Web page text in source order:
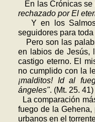
En las Cróni­cas se
rechazado por El
Y en los Salmos
seguidores para
Pero son las
en labios de Jesús,
castigo eterno. El
no cumplido con la
¡malditos! Id al
ángeles". (Mt. 25. 41)
La comparación
fuego de la
urbanos en el